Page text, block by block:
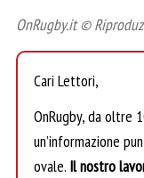
OnRugby.it ©
Cari Lettori,
OnRugby, da oltre
un’informazione
ovale. Il nostro